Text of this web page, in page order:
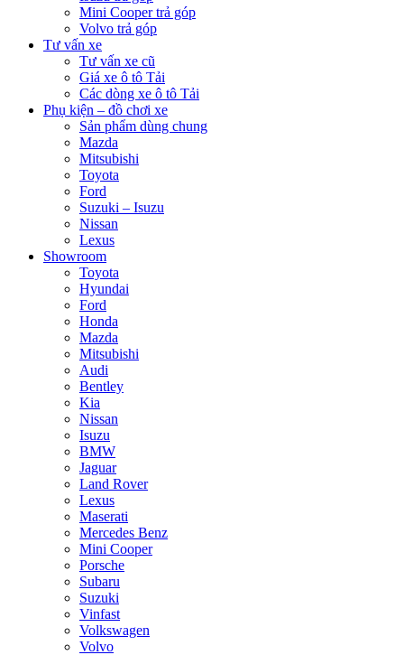
Mini Cooper trả góp
Volvo trả góp
Tư vấn xe
Tư vấn xe cũ
Giá xe ô tô Tải
Các dòng xe ô tô Tải
Phụ kiện – đồ chơi xe
Sản phẩm dùng chung
Mazda
Mitsubishi
Toyota
Ford
Suzuki – Isuzu
Nissan
Lexus
Showroom
Toyota
Hyundai
Ford
Honda
Mazda
Mitsubishi
Audi
Bentley
Kia
Nissan
Isuzu
BMW
Jaguar
Land Rover
Lexus
Maserati
Mercedes Benz
Mini Cooper
Porsche
Subaru
Suzuki
Vinfast
Volkswagen
Volvo